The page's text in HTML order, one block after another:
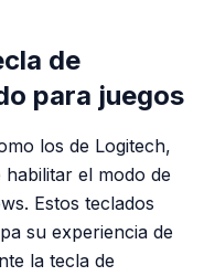
de
para juegos
los de Logitech,
el modo de
Estos teclados
su experiencia de
la tecla de